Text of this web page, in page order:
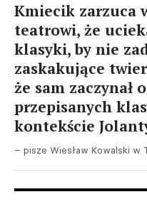
Kmiecik zarzuca
teatrowi, że
klasyki, by nie
zaskakujące
że sam zaczynał
przepisanych
kontekście
– pisze Wiesław Kowalski w